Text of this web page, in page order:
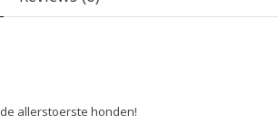
allerstoerste honden!